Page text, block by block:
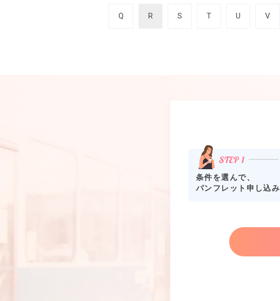
Q R S T U V
条件を選んで、
パンフレット申し込み